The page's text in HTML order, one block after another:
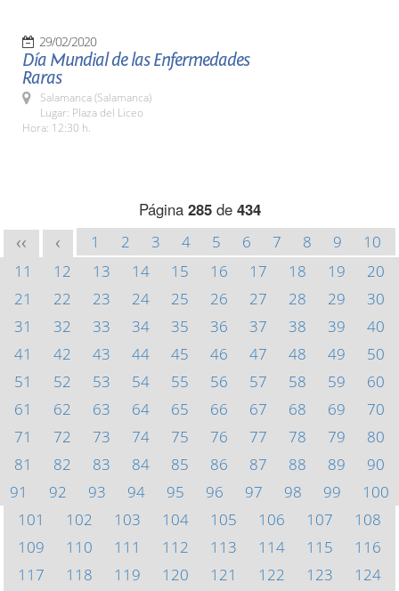
29/02/2020
Día Mundial de las Enfermedades
Raras
Salamanca (Salamanca)
Lugar: Plaza del Liceo
Hora: 12:30 h.
Página 285de 434
<< < 1 2 3 4 5 6 7 8 9
10
11
12 13 14 15 16 17 18 19
20
21
22 23 24 25 26 27 28 29
30
31
32 33 34 35 36 37 38 39
40
41
42 43 44 45 46 47 48 49
50
51
52 53 54 55 56 57 58 59
60
61
62 63 64 65 66 67 68 69
70
71
72 73 74 75 76 77 78 79
80
81
82 83 84 85 86 87 88 89
90
91
92 93 94 95 96 97 98 99
100
101
102 103 104 105 106 107
108
109
110 111 112 113 114 115
116
117
118 119 120 121 122 123
124